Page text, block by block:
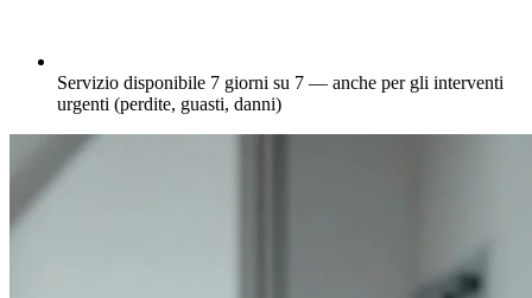
Servizio disponibile 7 giorni su 7 — anche per gli interventi
urgenti (perdite, guasti, danni)